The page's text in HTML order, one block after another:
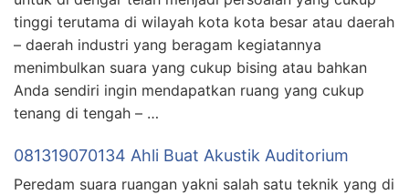
tinggi terutama di wilayah kota kota besar atau daerah
– daerah industri yang beragam kegiatannya
menimbulkan suara yang cukup bising atau bahkan
Anda sendiri ingin mendapatkan ruang yang cukup
tenang di tengah – …
081319070134 Ahli Buat Akustik Auditorium
Peredam suara ruangan yakni salah satu teknik yang di